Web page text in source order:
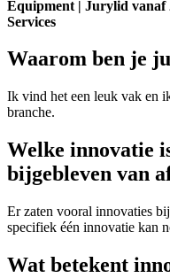
Equipment | Jurylid vanaf
Services
Waarom ben je
Ik vind het een leuk vak en
branche.
Welke innovatie
bijgebleven van
Er zaten vooral innovaties
specifiek één innovatie kan
Wat betekent